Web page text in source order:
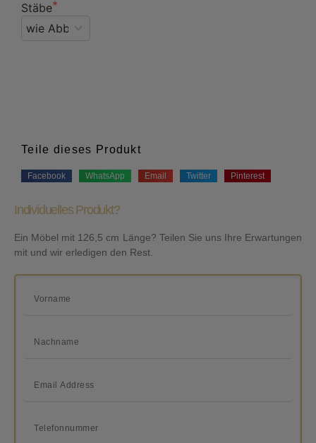
Stäbe
Teile dieses Produkt
Facebook WhatsApp Email Twitter Pinterest
Individuelles Produkt?
Ein Möbel mit 126,5 cm Länge? Teilen Sie uns Ihre Erwartungen
mit und wir erledigen den Rest.